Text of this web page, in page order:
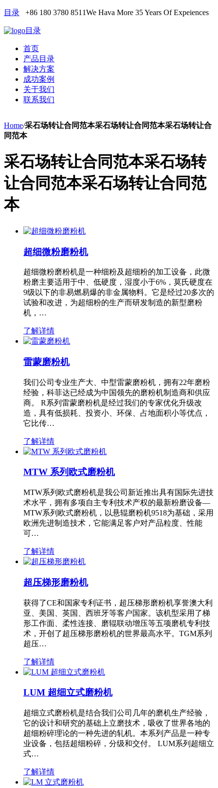
目录 +86 180 3780 8511We Hava More 35 Years Of Expeiences
目录
首页
产品目录
解决方案
成功案例
关于我们
联系我们
Home/采石场转让合同范本采石场转让合同范本采石场转让合
同范本
采石场转让合同范本采石场转
让合同范本采石场转让合同范
本
超细微粉磨粉机
超细微粉磨粉机是一种细粉及超细粉的加工设备，此微
粉磨主要适用于中、低硬度，湿度小于6%，莫氏硬度在
9级以下的非易燃易爆的非金属物料。它是经过20多次的
试验和改进，为超细粉的生产而研发制造的新型磨粉
机，…
了解详情
雷蒙磨粉机
我们公司专业生产大、中型雷蒙磨粉机，拥有22年磨粉
经验，科菲达已经成为中国领先的磨粉机制造商和供应
商。 R系列雷蒙磨粉机是经过我们的专家优化升级改
造，具有低损耗、投资小、环保、占地面积小等优点，
它比传…
了解详情
MTW 系列欧式磨粉机
MTW系列欧式磨粉机是我公司新近推出具有国际先进技
术水平，拥有多项自主专利技术产权的最新粉磨设备—
MTW系列欧式磨粉机，以悬辊磨粉机9518为基础，采用
欧洲先进制造技术，它能满足客户对产品粒度、性能
可…
了解详情
超压梯形磨粉机
获得了CE和国家专利证书，超压梯形磨粉机享誉澳大利
亚、美国、英国、西班牙等客户国家。该机型采用了梯
形工作面、柔性连接、磨辊联动增压等五项磨机专利技
术，开创了超压梯形磨粉机的世界最高水平。TGM系列
超压…
了解详情
LUM 超细立式磨粉机
超细立式磨粉机是结合我们公司几年的磨机生产经验，
它的设计和研究的基础上立磨技术，吸收了世界各地的
超细粉碎理论的一种先进的轧机。本系列产品是一种专
业设备，包括超细粉碎，分级和交付。 LUM系列超细立
式…
了解详情